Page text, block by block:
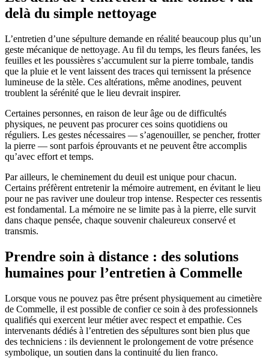
delà du simple nettoyage
L’entretien d’une sépulture demande en réalité beaucoup plus qu’un
geste mécanique de nettoyage. Au fil du temps, les fleurs fanées, les
feuilles et les poussières s’accumulent sur la pierre tombale, tandis
que la pluie et le vent laissent des traces qui ternissent la présence
lumineuse de la stèle. Ces altérations, même anodines, peuvent
troublent la sérénité que le lieu devrait inspirer.
Certaines personnes, en raison de leur âge ou de difficultés
physiques, ne peuvent pas procurer ces soins quotidiens ou
réguliers. Les gestes nécessaires — s’agenouiller, se pencher, frotter
la pierre — sont parfois éprouvants et ne peuvent être accomplis
qu’avec effort et temps.
Par ailleurs, le cheminement du deuil est unique pour chacun.
Certains préfèrent entretenir la mémoire autrement, en évitant le lieu
pour ne pas raviver une douleur trop intense. Respecter ces ressentis
est fondamental. La mémoire ne se limite pas à la pierre, elle survit
dans chaque pensée, chaque souvenir chaleureux conservé et
transmis.
Prendre soin à distance : des solutions
humaines pour l’entretien à Commelle
Lorsque vous ne pouvez pas être présent physiquement au cimetière
de Commelle, il est possible de confier ce soin à des professionnels
qualifiés qui exercent leur métier avec respect et empathie. Ces
intervenants dédiés à l’entretien des sépultures sont bien plus que
des techniciens : ils deviennent le prolongement de votre présence
symbolique, un soutien dans la continuité du lien franco.